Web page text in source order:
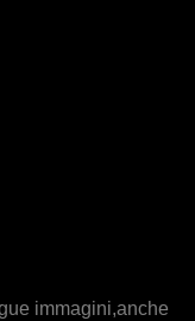
immagini,anche